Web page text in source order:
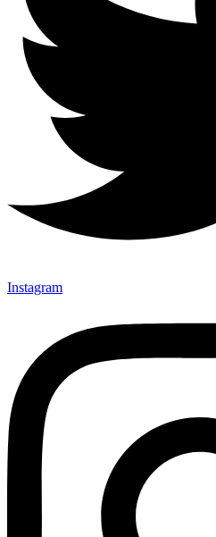
Instagram